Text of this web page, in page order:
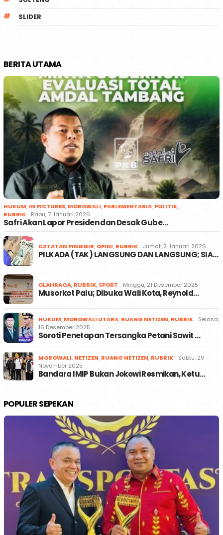
SLIDER
BERITA UTAMA
HUKUM, IN PICTURES, MOROWALI, PARLEMENTARIA, POLITIK,
RUBRIK
Rabu, 7 Januari 2026
Safri Akan Lapor Presiden dan Desak Gube…
CATATAN PINGGIR, OPINI, RUBRIK Jumat, 2 Januari 2026
PILKADA (TAK) LANGSUNG DAN LANGSUNG; SIA…
OLAHRAGA, RUBRIK, SPORT Minggu, 21 Desember 2025
Musorkot Palu; Dibuka Wali Kota, Reynold…
HUKUM, MOROWALI UTARA, RUANG NETIZEN, RUBRIK
Selasa,
16 Desember 2025
Soroti Penetapan Tersangka Petani Sawit …
MOROWALI, NETIZEN, RUANG NETIZEN, RUBRIK
Sabtu, 29
November 2025
Bandara IMIP Bukan Jokowi Resmikan, Ketu…
POPULER SEPEKAN